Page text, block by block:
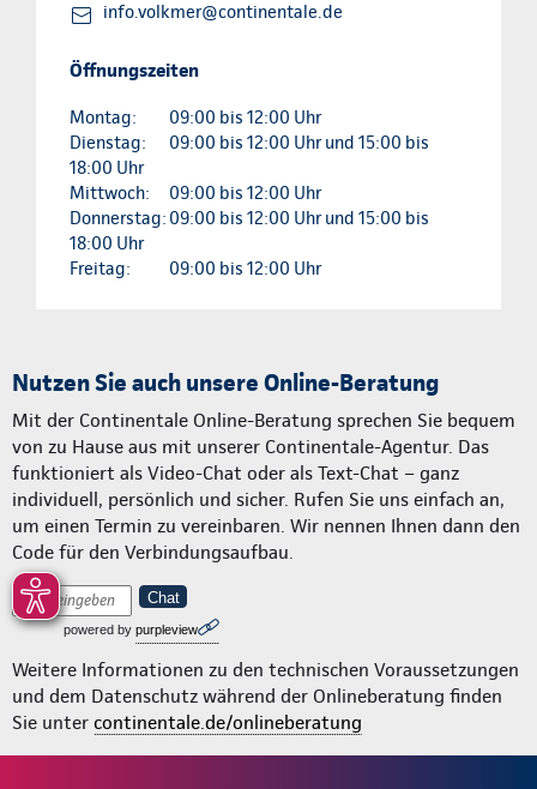
info.volkmer@continentale.de
Öffnungszeiten
Montag:
09:00 bis 12:00 Uhr
Dienstag:
09:00 bis 12:00 Uhr und 15:00 bis
18:00 Uhr
Mittwoch:
09:00 bis 12:00 Uhr
Donnerstag: 09:00 bis 12:00 Uhr und 15:00 bis
18:00 Uhr
Freitag:
09:00 bis 12:00 Uhr
Nutzen Sie auch unsere Online-Beratung
Mit der Continentale Online-Beratung sprechen Sie bequem
von zu Hause aus mit unserer Continentale-Agentur. Das
funktioniert als Video-Chat oder als Text-Chat – ganz
individuell, persönlich und sicher. Rufen Sie uns einfach an,
um einen Termin zu vereinbaren. Wir nennen Ihnen dann den
Code für den Verbindungsaufbau.
Chat
powered by purpleview
Weitere Informationen zu den technischen Voraussetzungen
und dem Datenschutz während der Onlineberatung finden
Sie unter continentale.de/onlineberatung